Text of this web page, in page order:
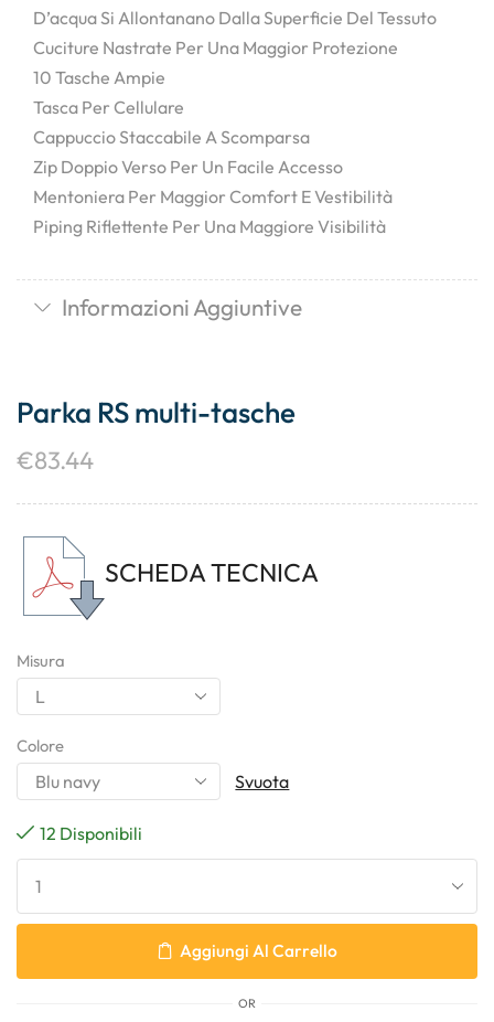
D’acqua Si Allontanano Dalla Superficie Del Tessuto
Cuciture Nastrate Per Una Maggior Protezione
10 Tasche Ampie
Tasca Per Cellulare
Cappuccio Staccabile A Scomparsa
Zip Doppio Verso Per Un Facile Accesso
Mentoniera Per Maggior Comfort E Vestibilità
Piping Riflettente Per Una Maggiore Visibilità
Informazioni Aggiuntive
Parka RS multi-tasche
€83.44
SCHEDA TECNICA
Misura
Colore
Svuota
12 Disponibili
Aggiungi Al Carrello
OR